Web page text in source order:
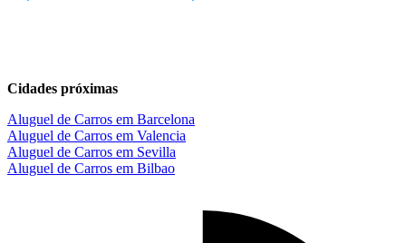
Cidades próximas
Aluguel de Carros em Barcelona
Aluguel de Carros em Valencia
Aluguel de Carros em Sevilla
Aluguel de Carros em Bilbao